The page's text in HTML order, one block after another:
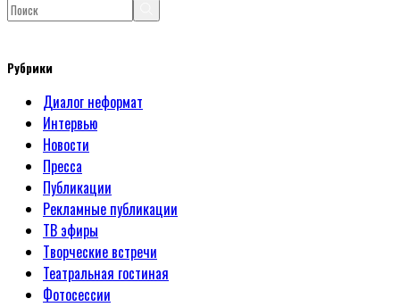
Рубрики
Диалог неформат
Интервью
Новости
Пресса
Публикации
Рекламные публикации
ТВ эфиры
Творческие встречи
Театральная гостиная
Фотосессии